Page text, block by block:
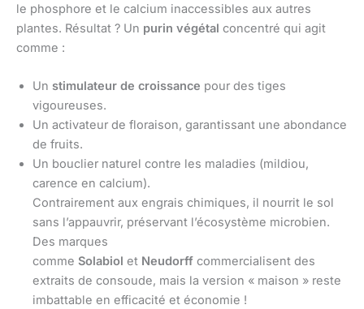
le phosphore et le calcium inaccessibles aux autres
plantes. Résultat ? Un purin végétal concentré qui agit
comme :
Un stimulateur de croissance pour des tiges
vigoureuses.
Un activateur de floraison, garantissant une abondance
de fruits.
Un bouclier naturel contre les maladies (mildiou,
carence en calcium).
Contrairement aux engrais chimiques, il nourrit le sol
sans l’appauvrir, préservant l’écosystème microbien.
Des marques
comme Solabiol et Neudorff commercialisent des
extraits de consoude, mais la version « maison » reste
imbattable en efficacité et économie !